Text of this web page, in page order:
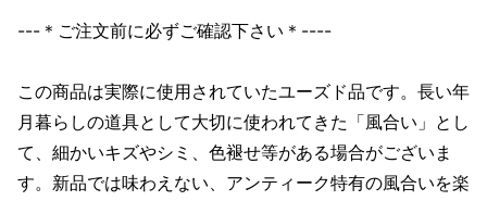
---＊ご注文前に必ずご確認下さい＊----
この商品は実際に使用されていたユーズド品です。長い年
月暮らしの道具として大切に使われてきた「風合い」とし
て、細かいキズやシミ、色褪せ等がある場合がございま
す。新品では味わえない、アンティーク特有の風合いを楽